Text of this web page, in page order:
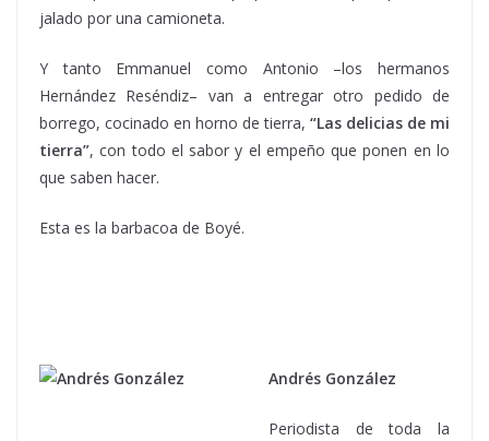
jalado por una camioneta.
Y tanto Emmanuel como Antonio –los hermanos
Hernández Reséndiz– van a entregar otro pedido de
borrego, cocinado en horno de tierra, “Las delicias de mi
tierra”, con todo el sabor y el empeño que ponen en lo
que saben hacer.
Esta es la barbacoa de Boyé.
Andrés González
Periodista de toda la